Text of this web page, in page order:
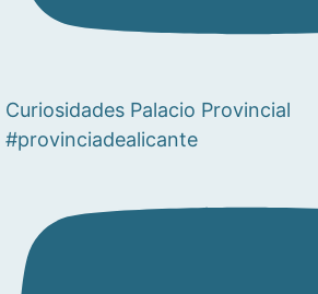
Curiosidades Palacio Provincial
#provinciadealicante